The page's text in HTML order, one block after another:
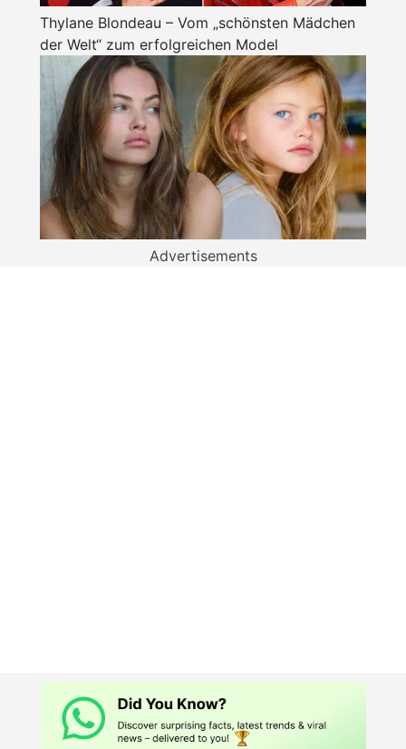
Thylane Blondeau – Vom „schönsten Mädchen
der Welt“ zum erfolgreichen Model
Advertisements